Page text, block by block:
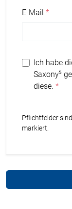
E-Mail
Ich habe
Saxony⁵
diese.
Pflichtfelder
markiert.